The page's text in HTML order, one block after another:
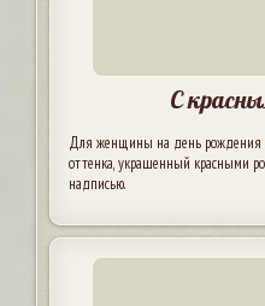
С
Для женщины на день рождения
оттенка, украшенный красными
надписью.